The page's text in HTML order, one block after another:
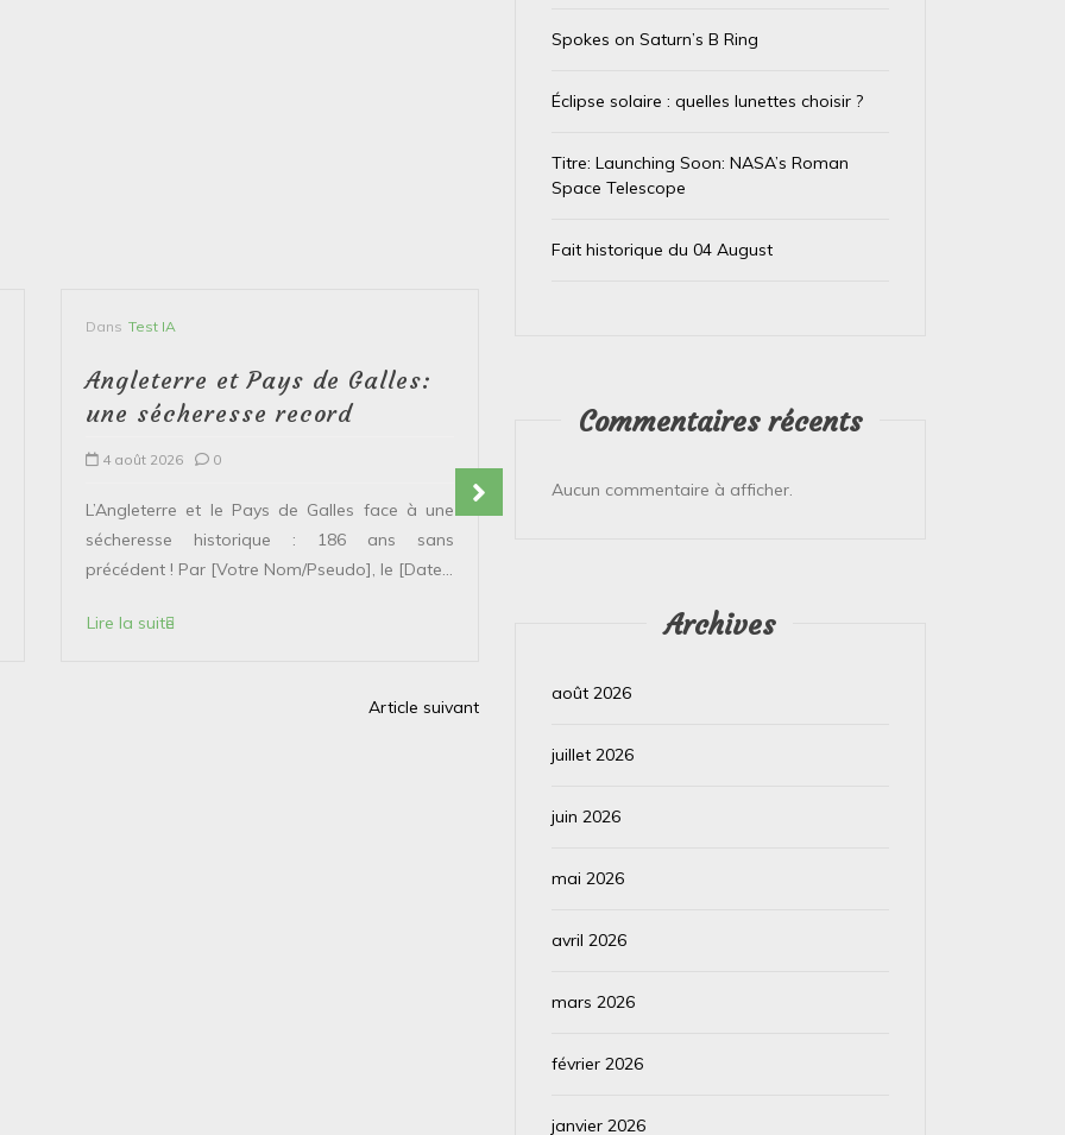
Dans Test IA
Angleterre et Pays de Galles:
une sécheresse record
4 août 2026 0
L’Angleterre et le Pays de Galles face à une
sécheresse historique : 186 ans sans
précédent ! Par [Votre Nom/Pseudo], le [Date...
Lire la suite
usagés de la Banque
4 août 2026 0
Article suivant
Spokes on Saturn’s B Ring
Éclipse solaire : quelles lunettes choisir ?
Titre: Launching Soon: NASA’s Roman
Space Telescope
Fait historique du 04 August
Commentaires récents
Aucun commentaire à afficher.
Archives
août 2026
juillet 2026
juin 2026
mai 2026
avril 2026
mars 2026
février 2026
janvier 2026